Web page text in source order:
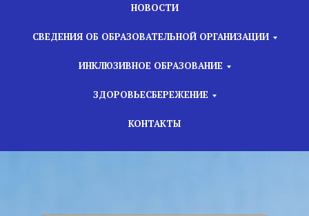
НОВОСТИ
СВЕДЕНИЯ ОБ ОБРАЗОВАТЕЛЬНОЙ ОРГАНИЗАЦИИ
ИНКЛЮЗИВНОЕ ОБРАЗОВАНИЕ
ЗДОРОВЬЕСБЕРЕЖЕНИЕ
КОНТАКТЫ